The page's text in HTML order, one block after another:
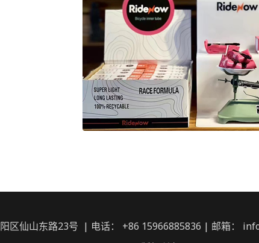
区仙山东路23号 | 电话： +86 15966885836 | 邮箱：